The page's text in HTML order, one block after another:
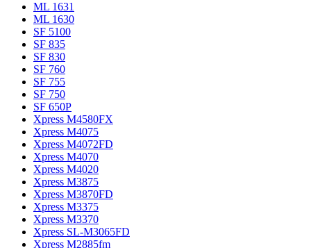
ML 1631
ML 1630
SF 5100
SF 835
SF 830
SF 760
SF 755
SF 750
SF 650P
Xpress M4580FX
Xpress M4075
Xpress M4072FD
Xpress M4070
Xpress M4020
Xpress M3875
Xpress M3870FD
Xpress M3375
Xpress M3370
Xpress SL-M3065FD
Xpress M2885fm